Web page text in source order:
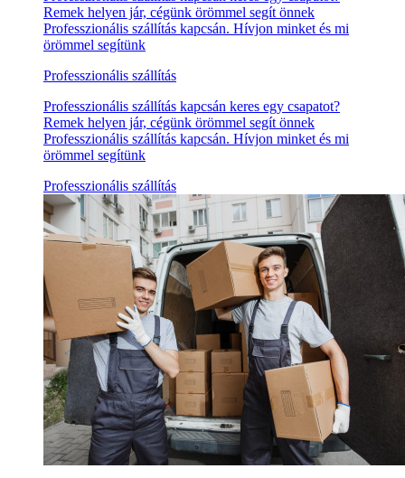
Remek helyen jár, cégünk örömmel segít önnek
Professzionális szállítás kapcsán. Hívjon minket és mi
örömmel segítünk
Professzionális szállítás
Professzionális szállítás kapcsán keres egy csapatot?
Remek helyen jár, cégünk örömmel segít önnek
Professzionális szállítás kapcsán. Hívjon minket és mi
örömmel segítünk
Professzionális szállítás